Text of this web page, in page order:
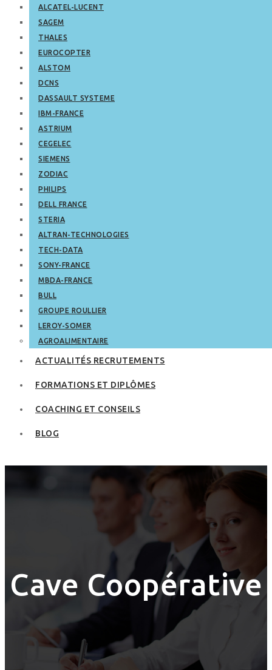
ALCATEL-LUCENT
SAGEM
THALES
EUROCOPTER
ALSTOM
DCNS
DASSAULT SYSTEME
IBM-FRANCE
ASTRIUM
CEGELEC
SIEMENS
ZODIAC
PHILIPS
DELL FRANCE
STERIA
ALTRAN-TECHNOLOGIES
TECH-DATA
SONY-FRANCE
MBDA-FRANCE
BULL
GROUPE ROULLIER
LEROY-SOMER
AGROALIMENTAIRE
ACTUALITÉS RECRUTEMENTS
FORMATIONS ET DIPLÔMES
COACHING ET CONSEILS
BLOG
Cave Coopérative